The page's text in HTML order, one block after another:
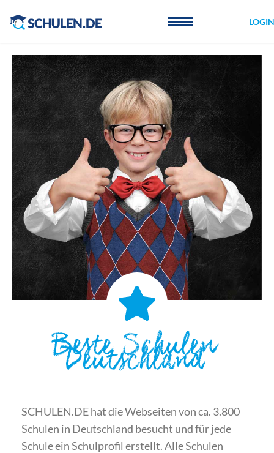
LOGIN
Beste Schulen
Deutschland
SCHULEN.DE hat die Webseiten von ca. 3.800
Schulen in Deutschland besucht und für jede
Schule ein Schulprofil erstellt. Alle Schulen